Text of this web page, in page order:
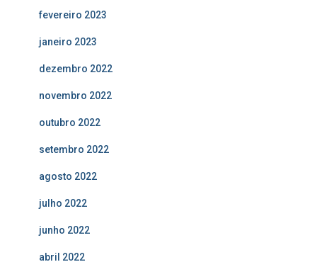
fevereiro 2023
janeiro 2023
dezembro 2022
novembro 2022
outubro 2022
setembro 2022
agosto 2022
julho 2022
junho 2022
abril 2022